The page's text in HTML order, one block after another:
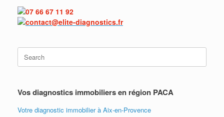
07 66 67 11 92
contact@elite-diagnostics.fr
Vos diagnostics immobiliers en région PACA
Votre diagnostic immobilier à Aix-en-Provence